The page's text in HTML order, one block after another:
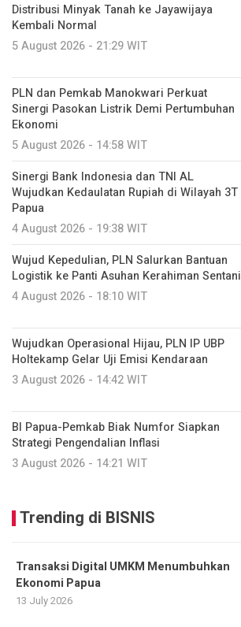
Distribusi Minyak Tanah ke Jayawijaya
Kembali Normal
5 August 2026 - 21:29 WIT
PLN dan Pemkab Manokwari Perkuat
Sinergi Pasokan Listrik Demi Pertumbuhan
Ekonomi
5 August 2026 - 14:58 WIT
Sinergi Bank Indonesia dan TNI AL
Wujudkan Kedaulatan Rupiah di Wilayah 3T
Papua
4 August 2026 - 19:38 WIT
Wujud Kepedulian, PLN Salurkan Bantuan
Logistik ke Panti Asuhan Kerahiman Sentani
4 August 2026 - 18:10 WIT
Wujudkan Operasional Hijau, PLN IP UBP
Holtekamp Gelar Uji Emisi Kendaraan
3 August 2026 - 14:42 WIT
BI Papua-Pemkab Biak Numfor Siapkan
Strategi Pengendalian Inflasi
3 August 2026 - 14:21 WIT
Trending di BISNIS
Transaksi Digital UMKM Menumbuhkan
Ekonomi Papua
13 July 2026